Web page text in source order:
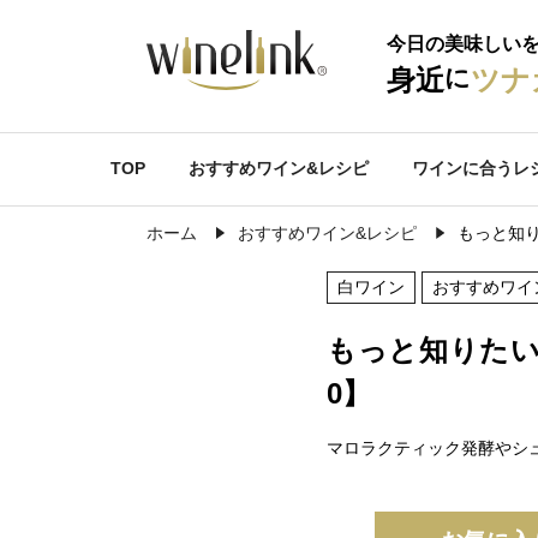
今日の美味しい
身近にツナ
TOP おすすめワイン&レシピ ワインに合うレ
ホーム おすすめワイン&レシピ もっと知
白ワイン おすすめワイ
もっと知りた
0】
マロラクティック発酵やシ